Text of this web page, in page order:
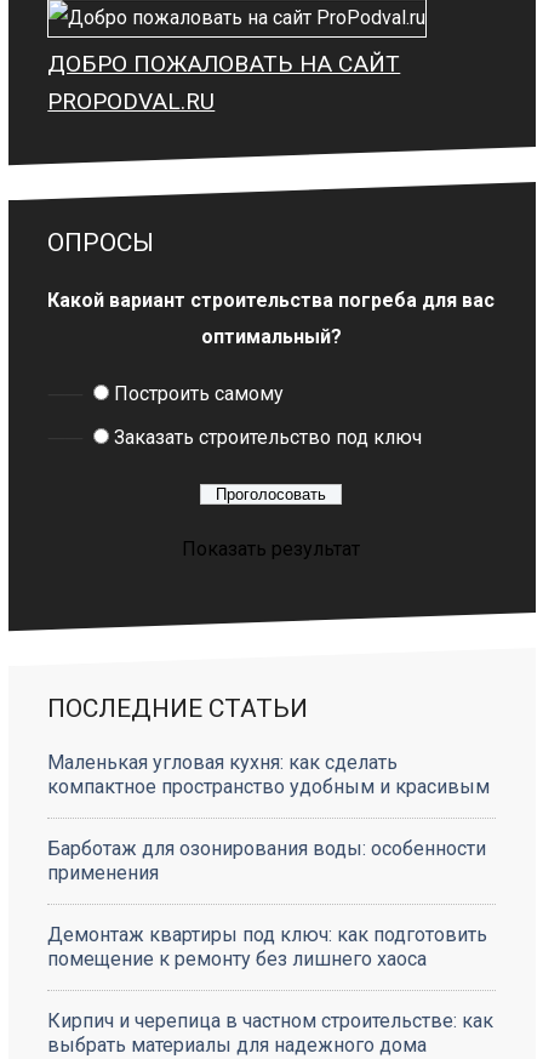
ДОБРО ПОЖАЛОВАТЬ НА САЙТ
PROPODVAL.RU
ОПРОСЫ
Какой вариант строительства погреба для вас
оптимальный?
Построить самому
Заказать строительство под ключ
Показать результат
ПОСЛЕДНИЕ СТАТЬИ
Маленькая угловая кухня: как сделать
компактное пространство удобным и красивым
Барботаж для озонирования воды: особенности
применения
Демонтаж квартиры под ключ: как подготовить
помещение к ремонту без лишнего хаоса
Кирпич и черепица в частном строительстве: как
выбрать материалы для надежного дома